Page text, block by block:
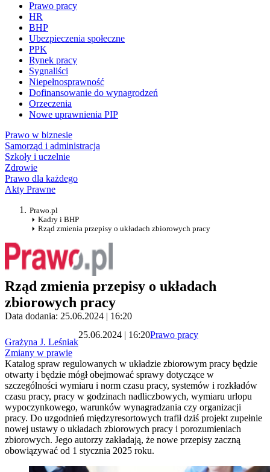
Prawo pracy
HR
BHP
Ubezpieczenia społeczne
PPK
Rynek pracy
Sygnaliści
Niepełnosprawność
Dofinansowanie do wynagrodzeń
Orzeczenia
Nowe uprawnienia PIP
Prawo w biznesie
Samorząd i administracja
Szkoły i uczelnie
Zdrowie
Prawo dla każdego
Akty Prawne
Prawo.pl
Kadry i BHP
Rząd zmienia przepisy o układach zbiorowych pracy
Rząd zmienia przepisy o układach
zbiorowych pracy
Data dodania: 25.06.2024 | 16:20
Grażyna J. Leśniak
25.06.2024 | 16:20Prawo pracy
Zmiany w prawie
Katalog spraw regulowanych w układzie zbiorowym pracy będzie
otwarty i będzie mógł obejmować sprawy dotyczące w
szczególności wymiaru i norm czasu pracy, systemów i rozkładów
czasu pracy, pracy w godzinach nadliczbowych, wymiaru urlopu
wypoczynkowego, warunków wynagradzania czy organizacji
pracy. Do uzgodnień międzyresortowych trafił dziś projekt zupełnie
nowej ustawy o układach zbiorowych pracy i porozumieniach
zbiorowych. Jego autorzy zakładają, że nowe przepisy zaczną
obowiązywać od 1 stycznia 2025 roku.